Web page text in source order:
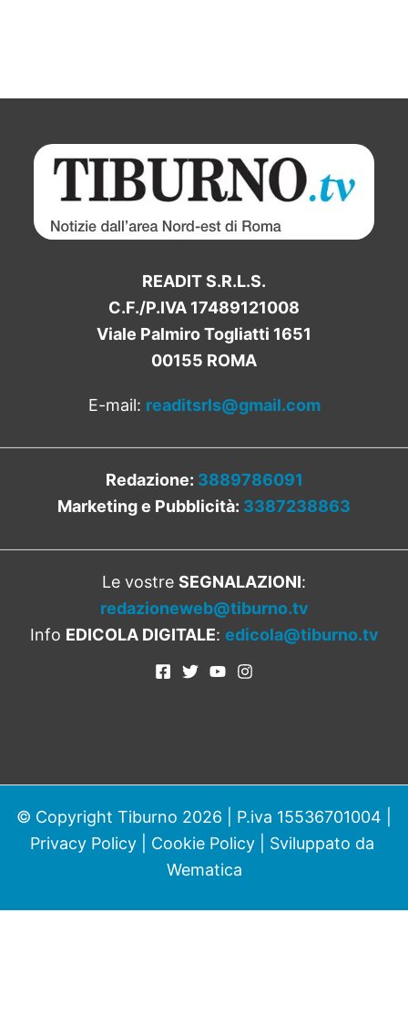
READIT S.R.L.S.
C.F./P.IVA 17489121008
Viale Palmiro Togliatti 1651
00155 ROMA
E-mail: readitsrls@gmail.com
Redazione: 3889786091
Marketing e Pubblicità: 3387238863
Le vostre SEGNALAZIONI:
redazioneweb@tiburno.tv
Info EDICOLA DIGITALE: edicola@tiburno.tv
© Copyright Tiburno 2026 | P.iva 15536701004 |
Privacy Policy| Cookie Policy| Sviluppato da
Wematica